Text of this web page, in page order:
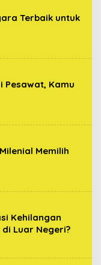
Terbaik untuk
Pesawat, Kamu
Memilih
Kehilangan
Luar Negeri?